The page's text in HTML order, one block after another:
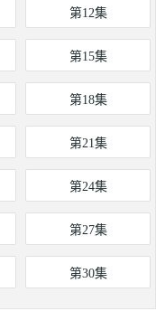
第12集
第15集
第18集
第21集
第24集
第27集
第30集